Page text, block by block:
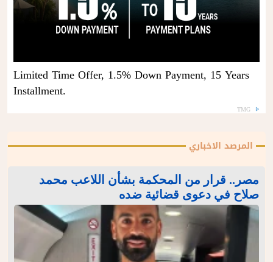
Limited Time Offer, 1.5% Down Payment, 15 Years
Installment.
TMG
المرصد الاخباري
مصر.. قرار من المحكمة بشأن اللاعب محمد
صلاح في دعوى قضائية ضده